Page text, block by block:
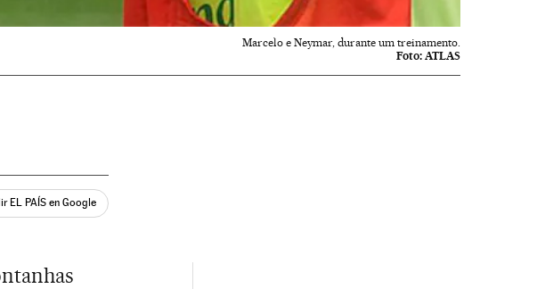
Marcelo e Neymar, durante um treinamento.
Foto: ATLAS
EL PAÍS en Google